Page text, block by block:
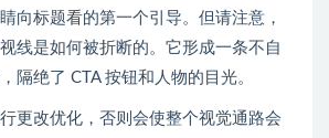
向标题看的第一个引导。但请注意，
线是如何被折断的。它形成一条不自
隔绝了 CTA 按钮和人物的目光。
更改优化，否则会使整个视觉通路会